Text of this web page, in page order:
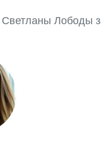
Светланы Лободы